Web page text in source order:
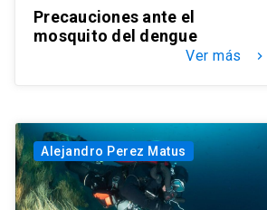
Precauciones ante el
mosquito del dengue
Ver más keyboard_arrow_right
Alejandro Perez Matus